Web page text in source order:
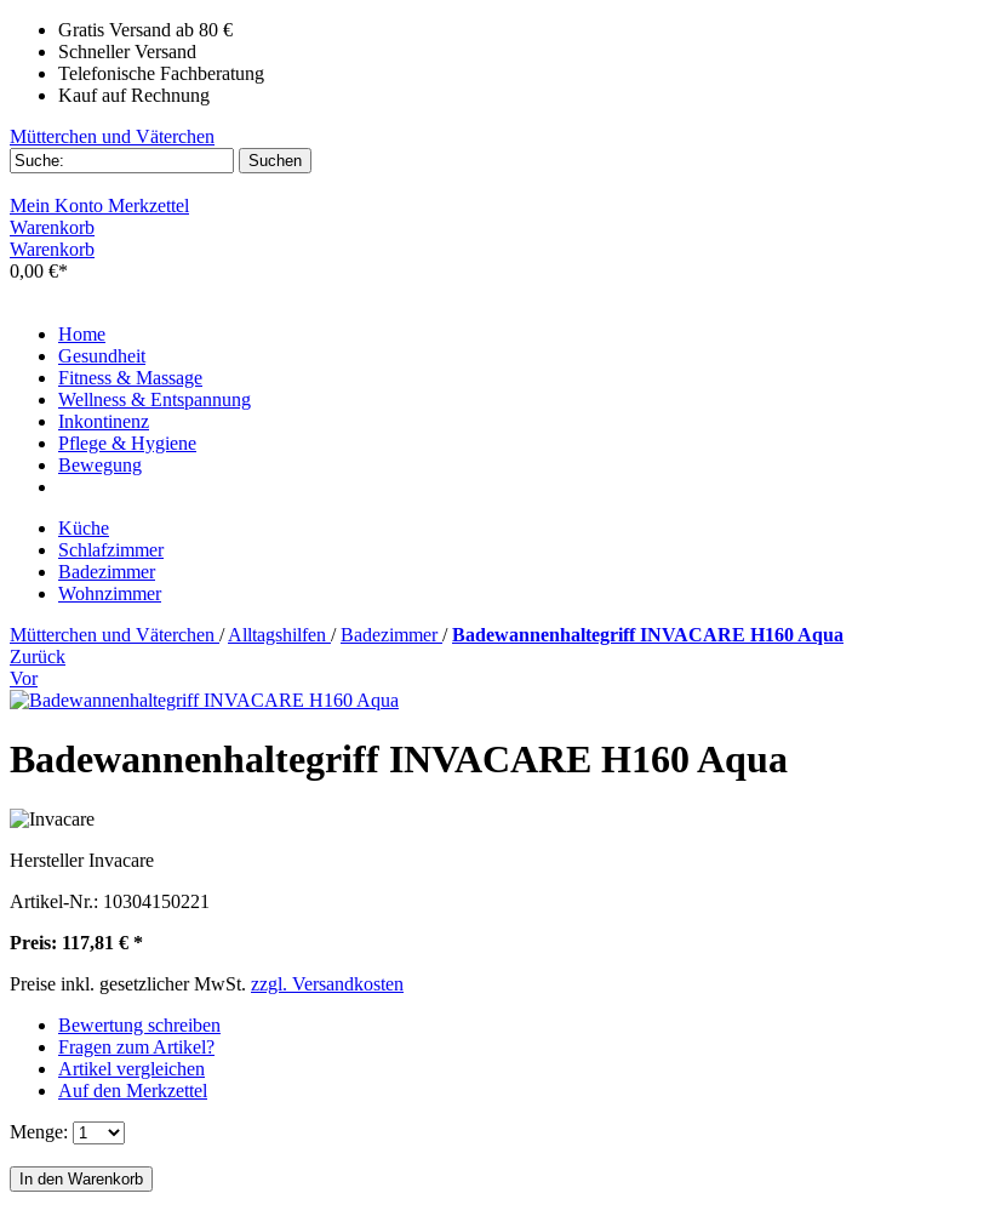
Gratis Versand ab 80 €
Schneller Versand
Telefonische Fachberatung
Kauf auf Rechnung
Mütterchen und Väterchen
Mein Konto Merkzettel
Warenkorb
Warenkorb
0,00 €*
Home
Gesundheit
Fitness & Massage
Wellness & Entspannung
Inkontinenz
Pflege & Hygiene
Bewegung
Küche
Schlafzimmer
Badezimmer
Wohnzimmer
Mütterchen und Väterchen / Alltagshilfen / Badezimmer/ Badewannenhaltegriff INVACARE H160 Aqua
Zurück
Vor
Badewannenhaltegriff INVACARE H160 Aqua
HerstellerInvacare
Artikel-Nr.: 10304150221
Preis: 117,81 € *
Preise inkl. gesetzlicher MwSt. zzgl. Versandkosten
Bewertung schreiben
Fragen zum Artikel?
Artikel vergleichen
Auf den Merkzettel
Menge: